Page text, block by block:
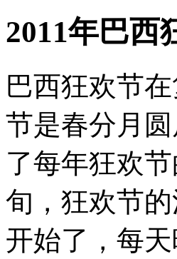
2011年巴西
巴西狂欢节
节是春分月
了每年狂欢
旬，狂欢节
开始了，每